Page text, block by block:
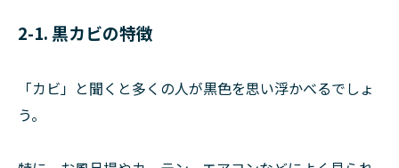
2-1. 黒カビの特徴
「カビ」と聞くと多くの人が黒色を思い浮かべるでしょ
う。